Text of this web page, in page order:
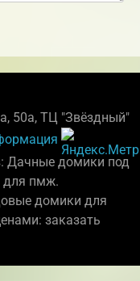
50а, ТЦ "Звёздный"
Дачные домики под
для пмж.
домики для
заказать